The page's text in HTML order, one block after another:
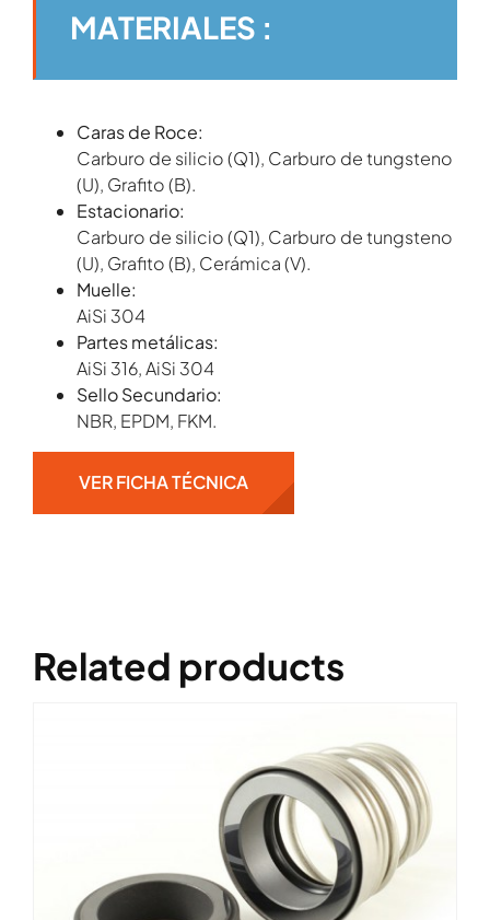
MATERIALES :
Caras de Roce:
Carburo de silicio (Q1), Carburo de tungsteno
(U), Grafito (B).
Estacionario:
Carburo de silicio (Q1), Carburo de tungsteno
(U), Grafito (B), Cerámica (V).
Muelle:
AiSi 304
Partes metálicas:
AiSi 316, AiSi 304
Sello Secundario:
NBR, EPDM, FKM.
VER FICHA TÉCNICA
Related products